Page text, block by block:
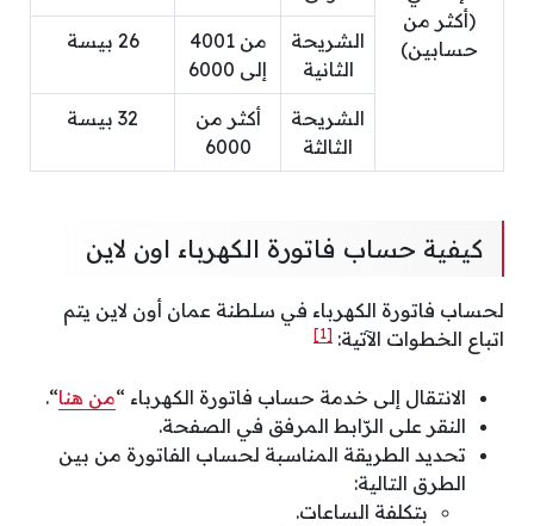
(أكثر من
حسابين)
الشريحة
الثانية
من 4001
إلى 6000
26 بيسة
الشريحة
الثالثة
أكثر من
6000
32 بيسة
كيفية حساب فاتورة الكهرباء اون لاين
لحساب فاتورة الكهرباء في سلطنة عمان أون لاين يتم
اتباع الخطوات الآتية: [1]
الانتقال إلى خدمة حساب فاتورة الكهرباء “من هنا“.
النقر على الرّابط المرفق في الصفحة.
تحديد الطريقة المناسبة لحساب الفاتورة من بين
الطرق التالية:
بتكلفة الساعات.